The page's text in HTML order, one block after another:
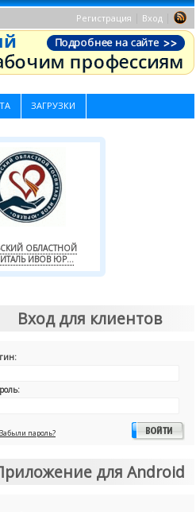
Регистрация Вход
ЗАГРУЗКИ
ОБЛАСТНОЙ
ИВОВ ЮР...
Вход для клиентов
Забыли пароль?
для Android